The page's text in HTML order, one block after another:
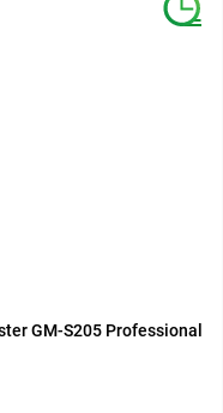
GM-S205 Professional